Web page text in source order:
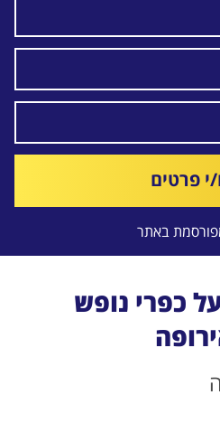
פרטים
באתר
כפרי נופש